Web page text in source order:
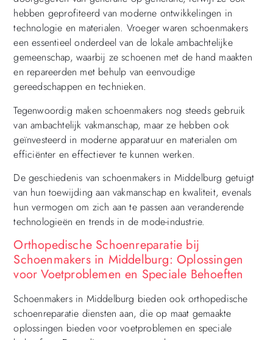
hebben geprofiteerd van moderne ontwikkelingen in
technologie en materialen. Vroeger waren schoenmakers
een essentieel onderdeel van de lokale ambachtelijke
gemeenschap, waarbij ze schoenen met de hand maakten
en repareerden met behulp van eenvoudige
gereedschappen en technieken.
Tegenwoordig maken schoenmakers nog steeds gebruik
van ambachtelijk vakmanschap, maar ze hebben ook
geïnvesteerd in moderne apparatuur en materialen om
efficiënter en effectiever te kunnen werken.
De geschiedenis van schoenmakers in Middelburg getuigt
van hun toewijding aan vakmanschap en kwaliteit, evenals
hun vermogen om zich aan te passen aan veranderende
technologieën en trends in de mode-industrie.
Orthopedische Schoenreparatie bij
Schoenmakers in Middelburg: Oplossingen
voor Voetproblemen en Speciale Behoeften
Schoenmakers in Middelburg bieden ook orthopedische
schoenreparatie diensten aan, die op maat gemaakte
oplossingen bieden voor voetproblemen en speciale